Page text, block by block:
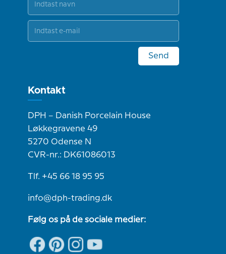
Send
Kontakt
DPH – Danish Porcelain House
Løkkegravene 49
5270 Odense N
CVR-nr.: DK61086013
Tlf. +45 66 18 95 95
info@dph-trading.dk
Følg os på de sociale medier: